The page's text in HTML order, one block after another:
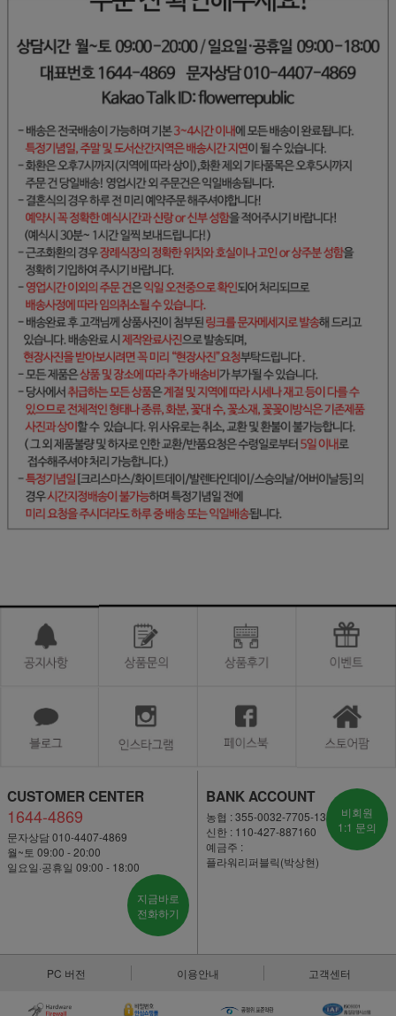
CUSTOMER CENTER
1644-4869
문자상담 010-4407-4869
월~토 09:00 - 20:00
일요일·공휴일 09:00 - 18:00
지금바로
전화하기
BANK ACCOUNT
농협 : 355-0032-7705-13
신한 : 110-427-887160
예금주 :
플라워리퍼블릭(박상현)
비회원
1:1 문의
PC 버전 이용안내 고객센터